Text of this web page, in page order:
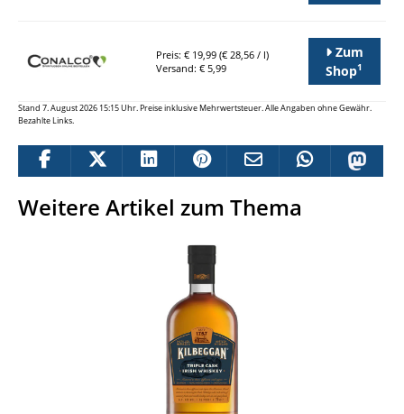
Preis: € 19,99 (€ 28,56 / l)
Versand: € 5,99
Zum
Shop1
Stand 7. August 2026 15:15 Uhr. Preise inklusive Mehrwertsteuer. Alle Angaben ohne Gewähr.
Bezahlte Links.
Weitere Artikel zum Thema